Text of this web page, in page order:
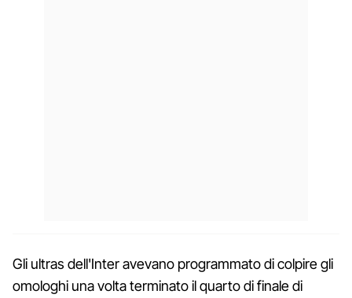
Gli ultras dell'Inter avevano programmato di colpire gli
omologhi una volta terminato il quarto di finale di